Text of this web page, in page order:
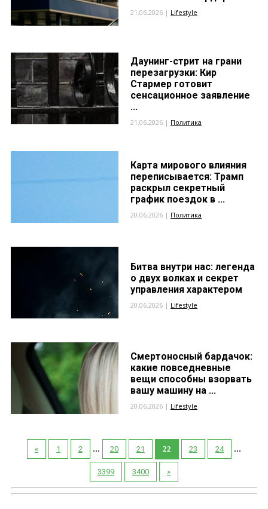
21.06.2026 | Lifestyle
Даунинг-стрит на грани
перезагрузки: Кир
Стармер готовит
сенсационное заявление
...
21.06.2026 | Политика
Карта мирового влияния
переписывается: Трамп
раскрыл секретный
график поездок в ...
20.06.2026 | Политика
Битва внутри нас: легенда
о двух волках и секрет
управления характером
20.06.2026 | Lifestyle
Смертоносный бардачок:
какие повседневные
вещи способны взорвать
вашу машину на ...
20.06.2026 | Lifestyle
« 1 2 ... 20 21 22 23 24 ...
3399 3400 »